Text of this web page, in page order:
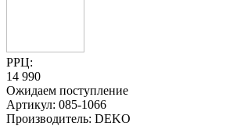
РРЦ:
14 990
Ожидаем поступление
Артикул: 085-1066
Производитель: DEKO